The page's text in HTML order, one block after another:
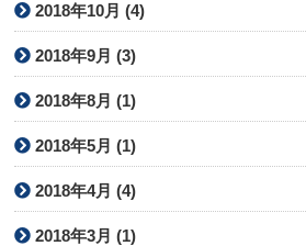
2018年10月 (4)
2018年9月 (3)
2018年8月 (1)
2018年5月 (1)
2018年4月 (4)
2018年3月 (1)